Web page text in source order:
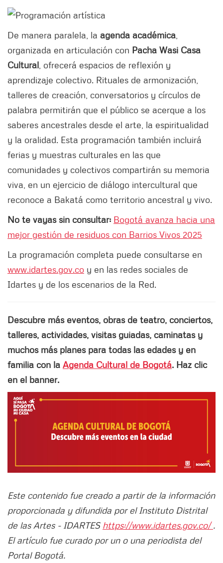
De manera paralela, la agenda académica
organizada en articulación con Pacha Wasi Casa
Cultural , ofrecerá espacios de reflexión y
aprendizaje colectivo. Rituales de armonización,
talleres de creación, conversatorios y círculos de
palabra permitirán que el público se acerque a los
saberes ancestrales desde el arte, la espiritualidad
y la oralidad. Esta programación también incluirá
ferias y muestras culturales en las que
comunidades y colectivos compartirán su memoria
viva, en un ejercicio de diálogo intercultural que
reconoce a Bakatá como territorio ancestral y vivo.
No te vayas sin consultar: Bogotá avanza hacia una
mejor gestión de residuos con Barrios Vivos 2025
La programación completa puede consultarse en
www.idartes.gov.co y en las redes sociales de
Idartes y de los escenarios de la Red.
Descubre más eventos, obras de teatro, conciertos,
talleres, actividades, visitas guiadas, caminatas y
muchos más planes para todas las edades y en
familia con la Agenda Cultural de Bogotá. Haz clic
en el banner.
Este contenido fue creado a partir de la información
proporcionada y difundida por el Instituto Distrital
de las Artes - IDARTES https://www.idartes.gov.co/.
El artículo fue curado por un o una periodista del
Portal Bogotá.